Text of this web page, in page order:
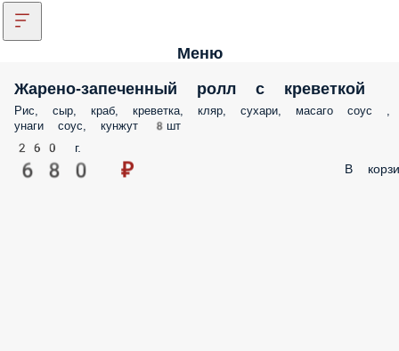
Меню
Жарено-запеченный ролл с креветкой
Рис, сыр, краб, креветка, кляр, сухари, масаго соус ,
унаги соус, кунжут 8шт
260 г.
680 ₽ В